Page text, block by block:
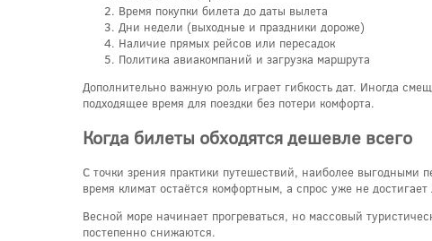
Время покупки билета до даты вылета
Дни недели (выходные и праздники дороже)
Наличие прямых рейсов или пересадок
Политика авиакомпаний и загрузка маршрута
Дополнительно важную роль играет гибкость дат. Иногда
подходящее время для поездки без потери комфорта.
Когда билеты обходятся дешевле всего
С точки зрения практики путешествий, наиболее выгодными
время климат остаётся комфортным, а спрос уже не
Весной море начинает прогреваться, но массовый
постепенно снижаются.